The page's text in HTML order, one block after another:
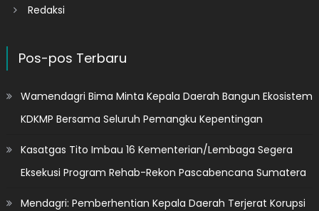
Redaksi
Pos-pos Terbaru
Wamendagri Bima Minta Kepala Daerah Bangun Ekosistem
KDKMP Bersama Seluruh Pemangku Kepentingan
Kasatgas Tito Imbau 16 Kementerian/Lembaga Segera
Eksekusi Program Rehab-Rekon Pascabencana Sumatera
Mendagri: Pemberhentian Kepala Daerah Terjerat Korupsi